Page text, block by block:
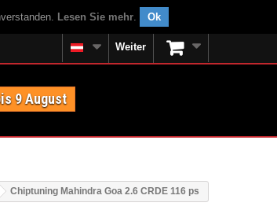
Lesen Sie mehr. Ok
Weiter
9 August
Chiptuning Mahindra Goa 2.6 CRDE 116 ps